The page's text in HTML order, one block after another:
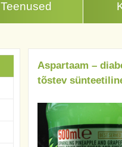
Teenused
Aspartaam –
tõstev